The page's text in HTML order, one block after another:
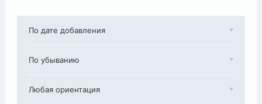
По дате добавления
По убыванию
Любая ориентация